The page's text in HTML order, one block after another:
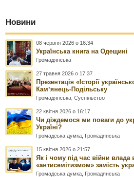
Новини
08 червня 2026 о 16:34
Українська книга на Одещині
Громадянська
27 травня 2026 о 17:37
Презентація «Історії
Камʼянець-Подільську
Громадянська ,Суспільство
22 квітня 2026 о 16:17
Чи діждемося ми поваги до
Україні?
Громадська думка Громадянська
15 квітня 2026 о 21:57
Як і чому під час війни влада
«антисемітизмом» замість
Громадська думка Громадянська